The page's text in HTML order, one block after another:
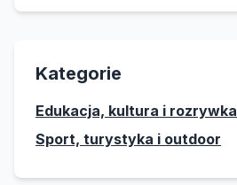
Kategorie
Edukacja, kultura i rozrywka
Sport, turystyka i outdoor